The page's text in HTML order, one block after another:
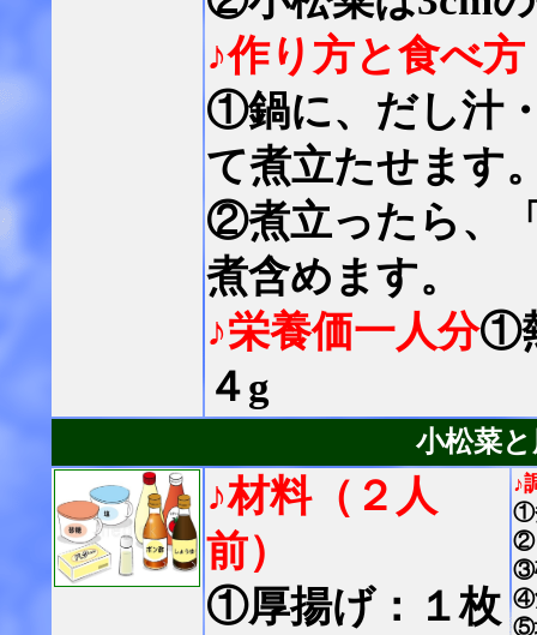
♪作り方と食べ方
①鍋に、だし汁
て煮立たせます
②煮立ったら、
煮含めます。
♪栄養価一人分①
４g
小松菜
♪材料（２人
前）
①厚揚げ：１枚
♪
①
②
③
④
⑤